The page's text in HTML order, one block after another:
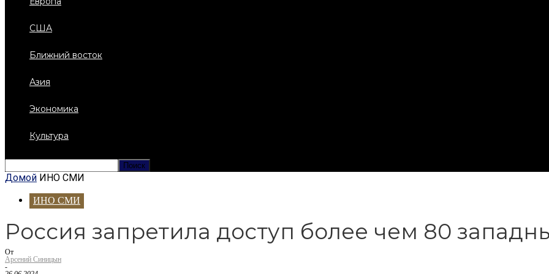
США
Ближний восток
Азия
Экономика
Культура
Домой ИНО СМИ
ИНО СМИ
Россия запретила доступ более чем 80
От
Арсений Синицын
-